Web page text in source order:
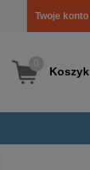
Twoje konto
Koszyk